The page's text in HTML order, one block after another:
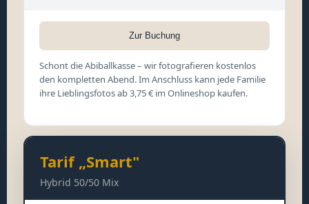
Zur Buchung
Schont die Abiballkasse – wir fotografieren kostenlos
den kompletten Abend. Im Anschluss kann jede Familie
ihre Lieblingsfotos ab 3,75 € im Onlineshop kaufen.
Tarif „Smart"
Hybrid 50/50 Mix